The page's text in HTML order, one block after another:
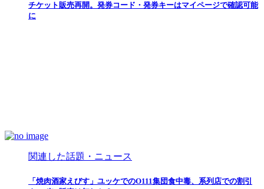
チケット販売再開。発券コード・発券キーはマイページで確認可能
に
関連した話題・ニュース
「焼肉酒家えびす」ユッケでのO111集団食中毒、系列店での割引